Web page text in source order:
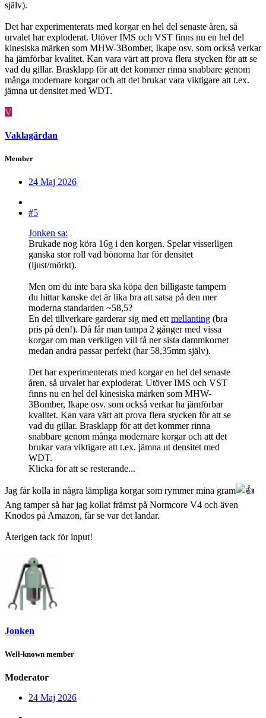
själv).
Det har experimenterats med korgar en hel del senaste åren, så
urvalet har exploderat. Utöver IMS och VST finns nu en hel del
kinesiska märken som MHW-3Bomber, Ikape osv. som också verkar
ha jämförbar kvalitet. Kan vara värt att prova flera stycken för att se
vad du gillar. Brasklapp för att det kommer rinna snabbare genom
många modernare korgar och att det brukar vara viktigare att t.ex.
jämna ut densitet med WDT.
V
Vaklagärdan
Member
24 Maj 2026
#5
Jonken sa:
Brukade nog köra 16g i den korgen. Spelar visserligen
ganska stor roll vad bönorna har för densitet
(ljust/mörkt).
Men om du inte bara ska köpa den billigaste tampern
du hittar kanske det är lika bra att satsa på den mer
moderna standarden ~58,5?
En del tillverkare garderar sig med ett mellanting (bra
pris på den!). Då får man tampa 2 gånger med vissa
korgar om man verkligen vill få ner sista dammkornet
medan andra passar perfekt (har 58,35mm själv).
Det har experimenterats med korgar en hel del senaste
åren, så urvalet har exploderat. Utöver IMS och VST
finns nu en hel del kinesiska märken som MHW-
3Bomber, Ikape osv. som också verkar ha jämförbar
kvalitet. Kan vara värt att prova flera stycken för att se
vad du gillar. Brasklapp för att det kommer rinna
snabbare genom många modernare korgar och att det
brukar vara viktigare att t.ex. jämna ut densitet med
WDT.
Klicka för att se resterande...
Jag får kolla in några lämpliga korgar som rymmer mina gram
Ang tamper så har jag kollat främst på Normcore V4 och även
Knodos på Amazon, får se var det landar.
Återigen tack för input!
Jonken
Well-known member
Moderator
24 Maj 2026